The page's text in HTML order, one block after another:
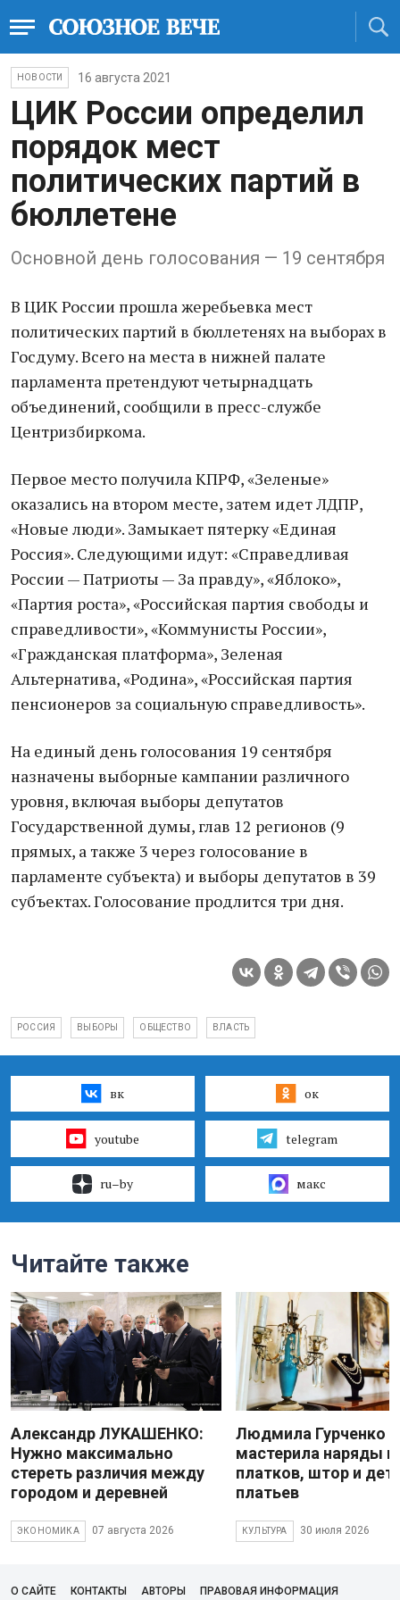
НОВОСТИ 16 августа 2021
ЦИК России определил
порядок мест
политических партий в
бюллетене
Основной день голосования — 19 сентября
В ЦИК России прошла жеребьевка мест
политических партий в бюллетенях на выборах в
Госдуму. Всего на места в нижней палате
парламента претендуют четырнадцать
объединений, сообщили в пресс-службе
Центризбиркома.
Первое место получила КПРФ, «Зеленые»
оказались на втором месте, затем идет ЛДПР,
«Новые люди». Замыкает пятерку «Единая
Россия». Следующими идут: «Справедливая
России — Патриоты — За правду», «Яблоко»,
«Партия роста», «Российская партия свободы и
справедливости», «Коммунисты России»,
«Гражданская платформа», Зеленая
Альтернатива, «Родина», «Российская партия
пенсионеров за социальную справедливость».
На единый день голосования 19 сентября
назначены выборные кампании различного
уровня, включая выборы депутатов
Государственной думы, глав 12 регионов (9
прямых, а также 3 через голосование в
парламенте субъекта) и выборы депутатов в 39
субъектах. Голосование продлится три дня.
РОССИЯ ВЫБОРЫ ОБЩЕСТВО ВЛАСТЬ
вк ок
youtube telegram
ru–by макс
Читайте также
Александр ЛУКАШЕНКО:
Нужно максимально
стереть различия между
городом и деревней
ЭКОНОМИКА 07 августа 2026
Людмила Гурченко
мастерила наряды
платков, штор и
платьев
КУЛЬТУРА 30 июля 2026
О САЙТЕ КОНТАКТЫ АВТОРЫ ПРАВОВАЯ ИНФОРМАЦИЯ